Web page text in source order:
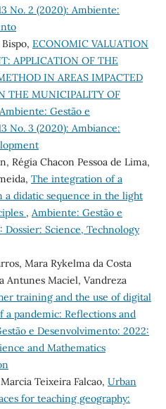
No. 2 (2020): Ambiente:
ECONOMIC VALUATION
APPLICATION OF THE
IN AREAS IMPACTED
THE MUNICIPALITY OF
Ambiente: Gestão e
No. 3 (2020): Ambiance:
Régia Chacon Pessoa de Lima,
The integration of a
a didatic sequence in the light
, Ambiente: Gestão e
Dossier: Science, Technology
Mara Rykelma da Costa
Antunes Maciel, Vandreza
training and the use of digital
pandemic: Reflections and
e Desenvolvimento: 2022:
and Mathematics
Teixeira Falcao, Urban
for teaching geography: